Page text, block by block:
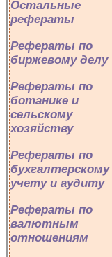
Остальные
рефераты
Рефераты по
биржевому делу
Рефераты по
ботанике и
сельскому
хозяйству
Рефераты по
бухгалтерскому
учету и аудиту
Рефераты по
валютным
отношениям